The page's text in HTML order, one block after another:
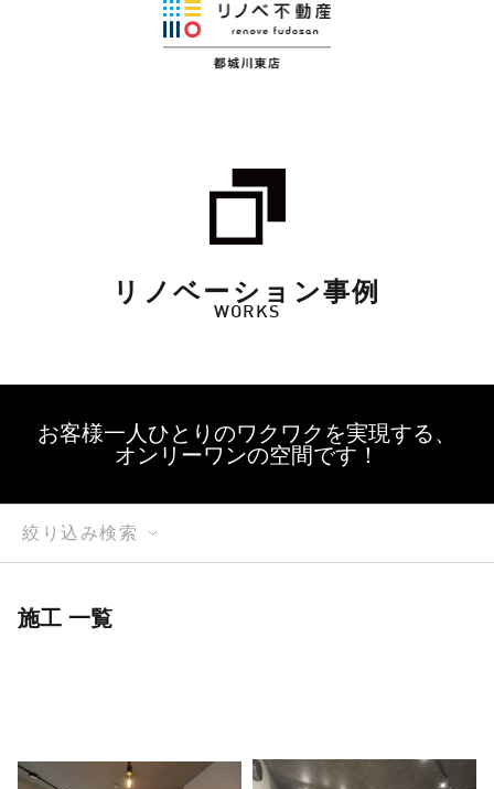
リノベーション事例
WORKS
お客様一人ひとりのワクワクを実現する、
オンリーワンの空間です！
絞り込み検索
施工 一覧